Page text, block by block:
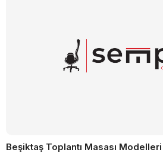
Beşiktaş Toplantı Masası